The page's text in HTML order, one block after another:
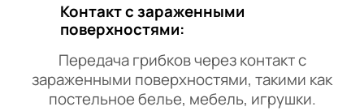
Контакт с зараженными
поверхностями:
Передача грибков через контакт с
зараженными поверхностями, такими как
постельное белье, мебель, игрушки.